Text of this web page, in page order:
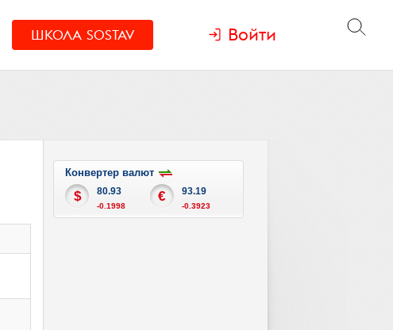
ШКОЛА SOSTAV Войти
Конвертер валют
$ 80.93
-0.1998
€ 93.19
-0.3923